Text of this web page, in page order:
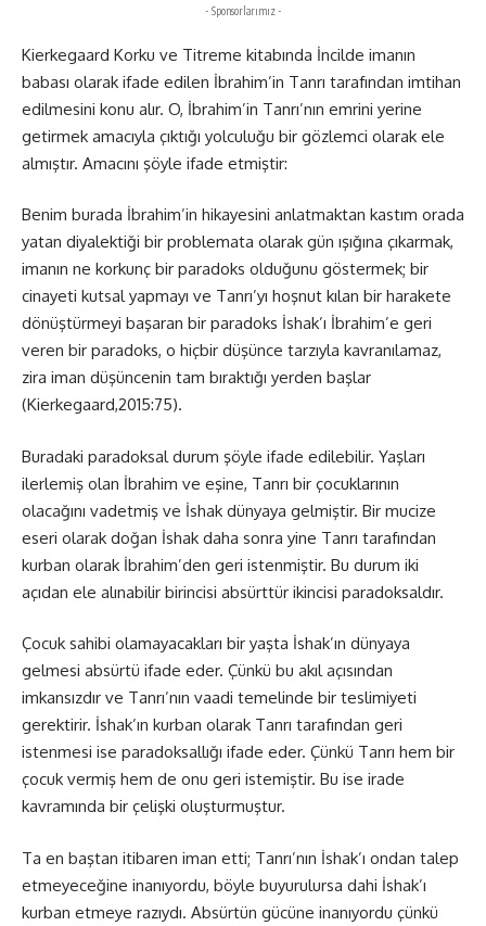
- Sponsorlarımız -
Kierkegaard Korku ve Titreme kitabında İncilde imanın
babası olarak ifade edilen İbrahim’in Tanrı tarafından imtihan
edilmesini konu alır. O, İbrahim’in Tanrı’nın emrini yerine
getirmek amacıyla çıktığı yolculuğu bir gözlemci olarak ele
almıştır. Amacını şöyle ifade etmiştir:
Benim burada İbrahim’in hikayesini anlatmaktan kastım orada
yatan diyalektiği bir problemata olarak gün ışığına çıkarmak,
imanın ne korkunç bir paradoks olduğunu göstermek; bir
cinayeti kutsal yapmayı ve Tanrı’yı hoşnut kılan bir harakete
dönüştürmeyi başaran bir paradoks İshak’ı İbrahim’e geri
veren bir paradoks, o hiçbir düşünce tarzıyla kavranılamaz,
zira iman düşüncenin tam bıraktığı yerden başlar
(Kierkegaard,2015:75).
Buradaki paradoksal durum şöyle ifade edilebilir. Yaşları
ilerlemiş olan İbrahim ve eşine, Tanrı bir çocuklarının
olacağını vadetmiş ve İshak dünyaya gelmiştir. Bir mucize
eseri olarak doğan İshak daha sonra yine Tanrı tarafından
kurban olarak İbrahim’den geri istenmiştir. Bu durum iki
açıdan ele alınabilir birincisi absürttür ikincisi paradoksaldır.
Çocuk sahibi olamayacakları bir yaşta İshak’ın dünyaya
gelmesi absürtü ifade eder. Çünkü bu akıl açısından
imkansızdır ve Tanrı’nın vaadi temelinde bir teslimiyeti
gerektirir. İshak’ın kurban olarak Tanrı tarafından geri
istenmesi ise paradoksallığı ifade eder. Çünkü Tanrı hem bir
çocuk vermiş hem de onu geri istemiştir. Bu ise irade
kavramında bir çelişki oluşturmuştur.
Ta en baştan itibaren iman etti; Tanrı’nın İshak’ı ondan talep
etmeyeceğine inanıyordu, böyle buyurulursa dahi İshak’ı
kurban etmeye razıydı. Absürtün gücüne inanıyordu çünkü